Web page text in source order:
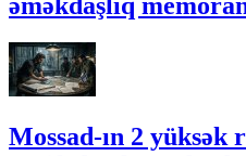
əməkdaşlıq
Mossad-ın 2